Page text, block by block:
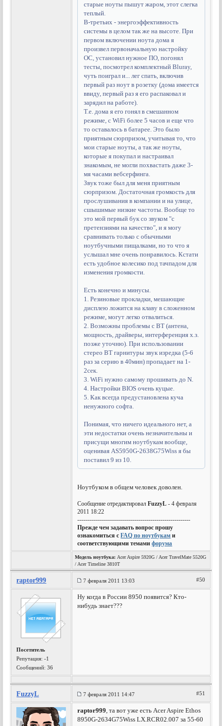
старые ноуты пышут жаром, этот слегка
теплый.
В-третьих - энергоэффективность
системы в целом так же на высоте. При
первом включении ноута дома я
произвел первоначальную настройку
ОС, установил нужное ПО, погонял
тесты, посмотрел комплектный Bluray,
чуть поиграл и... лег спать, включив
первый раз ноут в розетку (дома имеется
ввиду, первый раз я его распаковал и
зарядил на работе).
Т.е. дома я его гонял в смешанном
режиме, с WiFi более 5 часов и еще что
то оставалось в батарее. Это было
приятным сюрпризом, учитывая то, что
мои старые ноуты, а так же ноуты,
которые я покупал и настраивал
знакомым, не могли похвастать даже 3-
мя часами вебсерфинга.
Звук тоже был для меня приятным
сюрпризом. Достаточная громкость для
прослушивания в компании и на улице,
сшышимые низкие частоты. Вообще то
это мой первый бук со звуком "с
претензиями на качество", и я могу
сравнивать только с обычными
ноутбучными пищалками, но то что я
услышал мне очень понравилось. Кстати
есть удобное колесико под тачпадом для
изменения громкости.
Есть конечно и минусы.
1. Резиновые прокладки, мешающие
дисплею ложится на клаву в сложенном
режиме, могут легко отвалиться.
2. Возможны проблемы с BT (антена,
мощность, драйверы, интерференция х.з.
позже уточню). При использовании
стерео BT гарнитуры звук изредка (5-6
раз за серию в 40мин) пропадает на 1-
2сек.
3. WiFi нужно самому прошивать до N.
4. Настройки BIOS очень куцые.
5. Как всегда предустановлена куча
ненужного софта.
Понимая, что ничего идеального нет, а
эти недостатки очень незначительны и
присущи многим ноутбукам вообще,
оценивая AS5950G-2638G75Wiss я бы
поставил 9 из 10.
Ноутбуком в общем человек доволен.
Сообщение отредактировалFuzzyL - 4 февраля
2011 18:22
---------------------------------------------------------
Прежде чем задавать вопрос прошу
ознакомиться сFAQ по ноутбукам и
соответствующими темамифорума
Модель ноутбука: Acer Aspire 5920G / Acer TravelMate 5520G
/ Acer Timeline 3810T
raptor999 7 февраля 2011 13:03 #50
Посетитель
Репутация:-1
Сообщений: 36
Ну когда в России 8950 появится? Кто-
нибудь знает???
FuzzyL 7 февраля 2011 14:47 #51
raptor999, та вот уже есть Acer Aspire Ethos
8950G-2634G75Wiss LX.RCR02.007 за 55-60